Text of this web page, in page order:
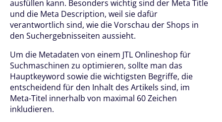
ausfüllen kann. Besonders wichtig sind der Meta Title
und die Meta Description, weil sie dafür
verantwortlich sind, wie die Vorschau der Shops in
den Suchergebnisseiten aussieht.
Um die Metadaten von einem JTL Onlineshop für
Suchmaschinen zu optimieren, sollte man das
Hauptkeyword sowie die wichtigsten Begriffe, die
entscheidend für den Inhalt des Artikels sind, im
Meta-Titel innerhalb von maximal 60 Zeichen
inkludieren.